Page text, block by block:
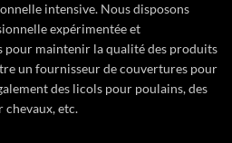
intensive. Nous disposons
expérimentée et
maintenir la qualité des produits
un fournisseur de couvertures pour
des licols pour poulains, des
chevaux, etc.